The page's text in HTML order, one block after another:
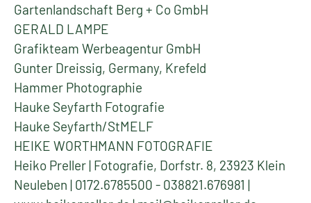
Gartenlandschaft Berg + Co GmbH
GERALD LAMPE
Grafikteam Werbeagentur GmbH
Gunter Dreissig, Germany, Krefeld
Hammer Photographie
Hauke Seyfarth Fotografie
Hauke Seyfarth/StMELF
HEIKE WORTHMANN FOTOGRAFIE
Heiko Preller | Fotografie, Dorfstr. 8, 23923 Klein
Neuleben | 0172.6785500 - 038821.676981 |